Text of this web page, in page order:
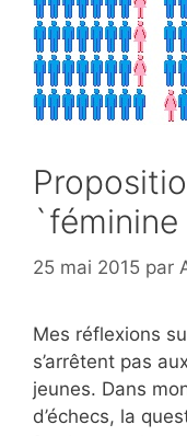
`féminine
25 mai 2015 par
Mes réflexions
s’arrêtent pas
jeunes. Dans
d’échecs, la